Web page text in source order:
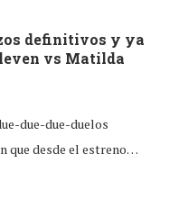
definitivos y ya
vs Matilda
due-due-duelos
que desde el estreno…